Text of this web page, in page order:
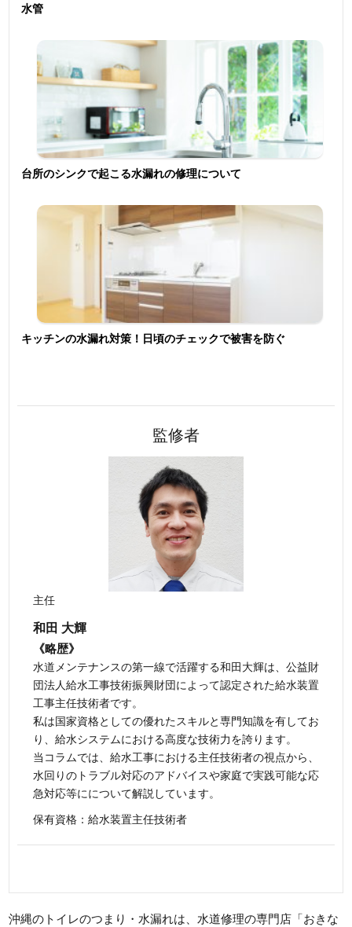
水管
台所のシンクで起こる水漏れの修理について
キッチンの水漏れ対策！日頃のチェックで被害を防ぐ
監修者
主任
和田 大輝
《略歴》
水道メンテナンスの第一線で活躍する和田大輝は、公益財
団法人給水工事技術振興財団によって認定された給水装置
工事主任技術者です。
私は国家資格としての優れたスキルと専門知識を有してお
り、給水システムにおける高度な技術力を誇ります。
当コラムでは、給水工事における主任技術者の視点から、
水回りのトラブル対応のアドバイスや家庭で実践可能な応
急対応等にについて解説しています。
保有資格：給水装置主任技術者
沖縄のトイレのつまり・水漏れは、水道修理の専門店「おきな